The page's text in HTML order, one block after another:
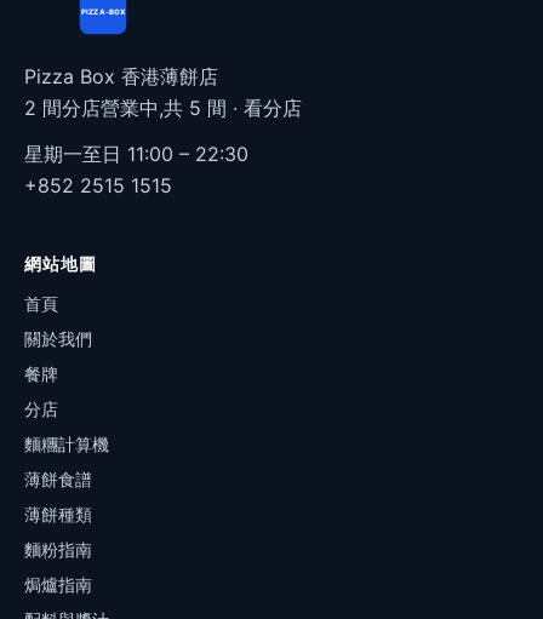
PIZZA-BOX
Pizza Box 香港薄餅店
2 間分店營業中,共 5 間 · 看分店
星期一至日 11:00 – 22:30
+852 2515 1515
網站地圖
首頁
關於我們
餐牌
分店
麵糰計算機
薄餅食譜
薄餅種類
麵粉指南
焗爐指南